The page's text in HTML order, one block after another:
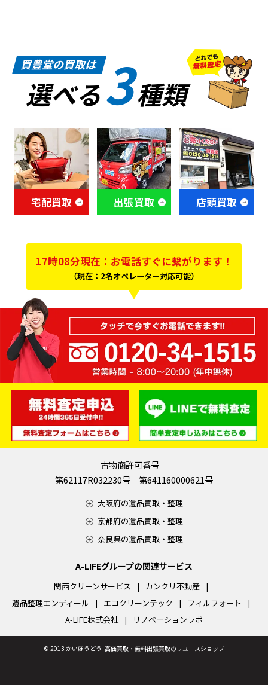
買豊堂の買取は
選べる3種類
宅配買取 出張買取 店頭買取
17時08分現在：お電話すぐに繋がります！
（現在：2名オペレーター対応可能）
古物商許可番号
第62117R032230号 第641160000621号
大阪府の遺品買取・整理
京都府の遺品買取・整理
奈良県の遺品買取・整理
A-LIFEグループの関連サービス
関西クリーンサービス
カンクリ不動産
遺品整理エンディール
エコクリーンテック
フィルフォート
A-LIFE株式会社
リノベーションラボ
© 2013 かいほうどう -高価買取・無料出張買取のリユースショップ